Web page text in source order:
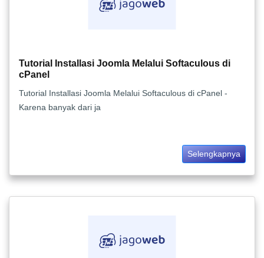
Tutorial Installasi Joomla Melalui Softaculous di
cPanel
Tutorial Installasi Joomla Melalui Softaculous di cPanel -
Karena banyak dari ja
Selengkapnya